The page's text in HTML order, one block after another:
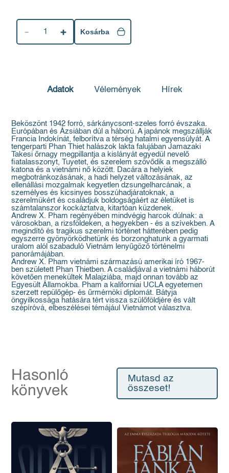
1 Kosárba
Adatok Vélemények Hírek
Beköszönt 1942 forró, sárkánycsont-szeles forró évszaka.
Európában és Ázsiában dúl a háború. A japánok megszállják
Francia Indokínát, felborítva a térség hatalmi egyensúlyát. A
tengerparti Phan Thiet halászok lakta falujában Jamazaki
Takesi őrnagy megpillantja a kislányát egyedül nevelő
fiatalasszonyt, Tuyetet, és szerelem szövődik a megszálló
katona és a vietnámi nő között. Dacára a helyiek
megbotránkozásának, a hadi helyzet változásának, az
ellenállási mozgalmak kegyetlen dzsungelharcának, a
személyes és kicsinyes bosszúhadjáratoknak, a
szerelmükért és családjuk boldogságáért az életüket is
számtalanszor kockáztatva, kitartóan küzdenek.
Andrew X. Pham regényében mindvégig harcok dúlnak: a
városokban, a rizsföldeken, a hegyekben - és a szívekben. A
megindító és tragikus szerelmi történet hátterében pedig
egyszerre gyönyörködhetünk és borzonghatunk a gyarmati
uralom alól szabaduló Vietnám lenyűgöző történelmi
panorámájában.
Andrew X. Pham vietnámi származású amerikai író 1967-
ben született Phan Thietben. A családjával a vietnámi háborút
követően menekültek Malajziába, majd onnan tovább az
Egyesült Államokba. Pham a kaliforniai UCLA egyetemen
szerzett repülőgép- és űrmérnöki diplomát. Bátyja
öngyilkossága hatására tért vissza szülőföldjére és vált
szépíróvá, elbeszélései témájául Vietnámot választva.
Hasonló
könyvek
Mutasd az
összeset!